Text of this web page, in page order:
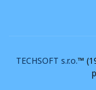
TECHSOFT s.r.o.™